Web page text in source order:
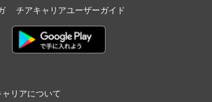
チアキャリアユーザーガイド
ャリアについて